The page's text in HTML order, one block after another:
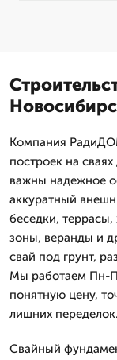
Компания
построек на
важны надежное
аккуратный
беседки,
зоны, веранды и
свай под грунт,
Мы работаем Пн-
понятную цену,
лишних переделок.
Свайный